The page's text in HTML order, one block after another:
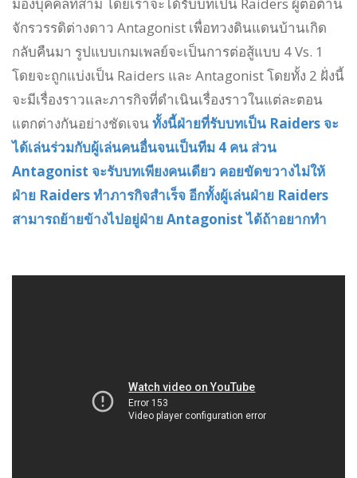
จักรวรรดิต่างดาว Antagonist เพื่อทวงดินแดนบ้านเกิด
กลับคืนมา รูปแบบเกมเพลย์จะเป็นการต่อสู้แบบ 4 Vs. 1
โดยจะถูกแบ่งเป็น Raiders และ Antagonist โดยทั้ง 2 ฝั่งนี้
จะมีเรื่องราวและภารกิจที่ดำเนินเรื่องราวในแต่ละตอน
แตกต่างกันอย่างชัดเจน ทั้งนี้ฝ่ายที่รับบทเป็น Raiders จะ
ได้เล่นร่วมกับผู้เล่นคนอื่นจนเป็นทีม 4 คน ส่วน
Antagonist จะรับบทเพียงคนเดียว คอยขัดขวางไม่ให้
ฝ่าย Raiders ทำภารกิจสำเร็จ อีกทั้งผู้เล่นฝ่าย Raiders
สามารถย้ายข้างไปอยู่ฝ่าย Antagonist ได้ถ้าอยากทำ